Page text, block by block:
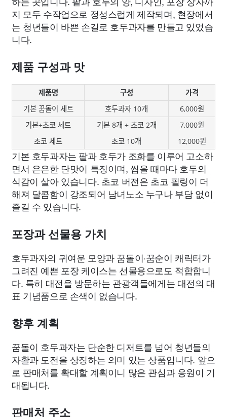
지 모두 수작업으로 정성스럽게 제작되며, 현장에서
는 청년들이 바쁜 손길로 호두과자를 만들고 있었습
니다.
제품 구성과 맛
제품명 구성
가격
기본 꿈돌이 세트
호두과자 10개
6,000원
기본+초코 세트
기본 8개 + 초코 2개
7,000원
초코 세트
초코 10개 12,000원
기본 호두과자는 팥과 호두가 조화를 이루어 고소하
면서 은은한 단맛이 특징이며, 씹을 때마다 호두의
식감이 살아 있습니다. 초코 버전은 초코 필링이 더
해져 달콤함이 강조되어 남녀노소 누구나 부담 없이
즐길 수 있습니다.
포장과 선물용 가치
호두과자의 귀여운 모양과 꿈돌이·꿈순이 캐릭터가
그려진 예쁜 포장 케이스는 선물용으로도 적합합니
다. 특히 대전을 방문하는 관광객들에게는 대전의 대
표 기념품으로 손색이 없습니다.
향후 계획
꿈돌이 호두과자는 단순한 디저트를 넘어 청년들의
자활과 도전을 상징하는 의미 있는 상품입니다. 앞으
로 판매처를 확대할 계획이니 많은 관심과 응원이 기
대됩니다.
판매처 주소